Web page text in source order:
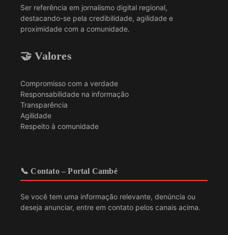
Ser referência em jornalismo digital regional,
destacando-se pela credibilidade, agilidade e
proximidade com a comunidade.
🤝 Valores
Compromisso com a verdade
Responsabilidade na informação
Transparência
Agilidade
Respeito à comunidade
📞 Contato – Portal Cambé
Se você tem uma informação relevante, denúncia ou
deseja anunciar, entre em contato pelos canais acima.